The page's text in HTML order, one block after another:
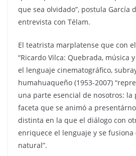
que sea olvidado”, postula García
entrevista con Télam.
El teatrista marplatense que con
“Ricardo Vilca: Quebrada, música
el lenguaje cinematográfico,
humahuaqueño (1953-2007)
una parte esencial de nosotros:
faceta que se animó a
distinta en la que el diálogo con
enriquece el lenguaje y se
natural”.